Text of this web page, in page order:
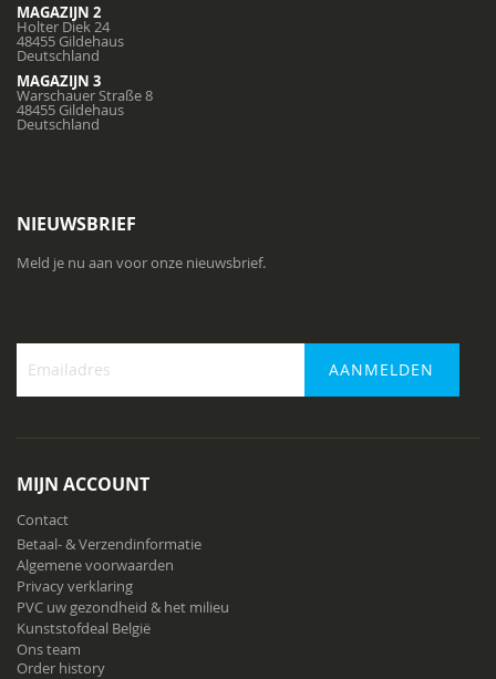
MAGAZIJN 2
Holter Diek 24
48455 Gildehaus
Deutschland
MAGAZIJN 3
Warschauer Straße 8
48455 Gildehaus
Deutschland
NIEUWSBRIEF
Meld je nu aan voor onze nieuwsbrief.
nieuwsbrief
AANMELDEN
MIJN ACCOUNT
Contact
Betaal- & Verzendinformatie
Algemene voorwaarden
Privacy verklaring
PVC uw gezondheid & het milieu
Kunststofdeal België
Ons team
Order history